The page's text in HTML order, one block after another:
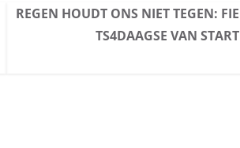
REGEN HOUDT ONS NIET TEGEN: FIE
TS4DAAGSE VAN START